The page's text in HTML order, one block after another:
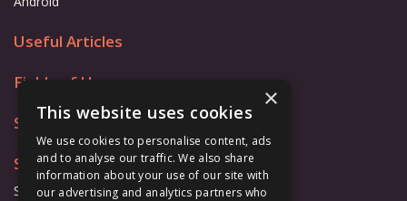
Useful Articles
Fields of Use
Store
Support
Support Form
×
This website uses cookies
We use cookies to personalise content, ads
and to analyse our traffic. We also share
information about your use of our site with
our advertising and analytics partners who